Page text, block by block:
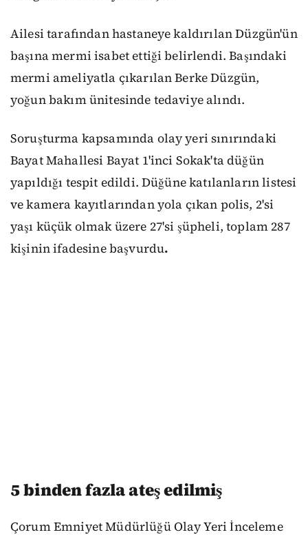
Ailesi tarafından hastaneye kaldırılan Düzgün'ün
başına mermi isabet ettiği belirlendi. Başındaki
mermi ameliyatla çıkarılan Berke Düzgün,
yoğun bakım ünitesinde tedaviye alındı.
Soruşturma kapsamında olay yeri sınırındaki
Bayat Mahallesi Bayat 1'inci Sokak'ta düğün
yapıldığı tespit edildi. Düğüne katılanların listesi
ve kamera kayıtlarından yola çıkan polis, 2'si
yaşı küçük olmak üzere 27'si şüpheli, toplam 287
kişinin ifadesine başvurdu.
5 binden fazla ateş edilmiş
Çorum Emniyet Müdürlüğü Olay Yeri İnceleme